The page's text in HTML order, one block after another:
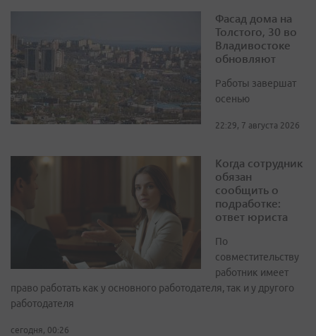
Фасад дома на
Толстого, 30 во
Владивостоке
обновляют
Работы завершат
осенью
22:29, 7 августа 2026
Когда сотрудник
обязан
сообщить о
подработке:
ответ юриста
По
совместительству
работник имеет
право работать как у основного работодателя, так и у другого
работодателя
сегодня, 00:26